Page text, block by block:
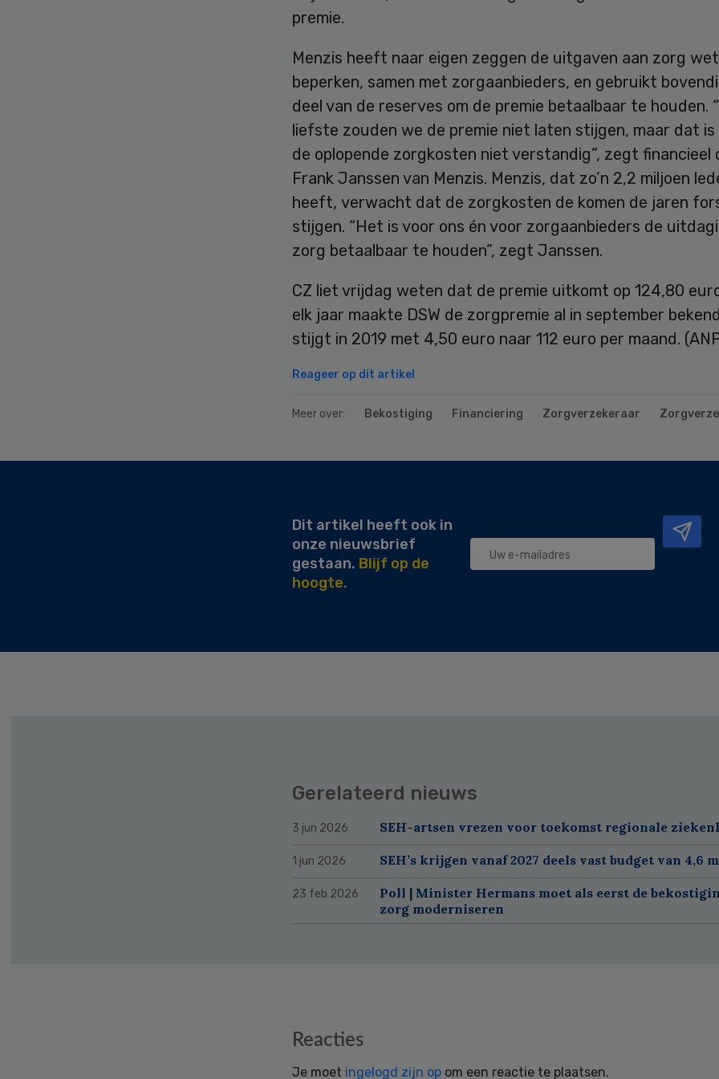
premie.
Menzis heeft naar eigen zeggen de uitgaven aan zorg
beperken, samen met zorgaanbieders, en gebruikt
deel van de reserves om de premie betaalbaar te houden.
liefste zouden we de premie niet laten stijgen, maar dat is
de oplopende zorgkosten niet verstandig”, zegt
Frank Janssen van Menzis. Menzis, dat zo’n 2,2 miljoen
heeft, verwacht dat de zorgkosten de komen de jaren
stijgen. “Het is voor ons én voor zorgaanbieders de
zorg betaalbaar te houden”, zegt Janssen.
CZ liet vrijdag weten dat de premie uitkomt op 124,80
elk jaar maakte DSW de zorgpremie al in september
stijgt in 2019 met 4,50 euro naar 112 euro per maand.
Reageer op dit artikel
Meer over: Bekostiging Financiering Zorgverzekeraar
Dit artikel heeft ook in
onze nieuwsbrief
gestaan. Blijf op de
hoogte.
Gerelateerd nieuws
3 jun 2026 SEH-artsen vrezen voor toekomst regionale
1 jun 2026 SEH’s krijgen vanaf 2027 deels vast budget van 4,6
23 feb 2026
Poll | Minister Hermans moet als eerst de
zorg moderniseren
Reacties
Je moet ingelogd zijn op om een reactie te plaatsen.